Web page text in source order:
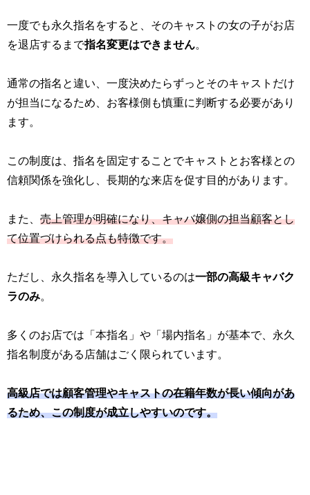
一度でも永久指名をすると、そのキャストの女の子がお店
を退店するまで指名変更はできません。
通常の指名と違い、一度決めたらずっとそのキャストだけ
が担当になるため、お客様側も慎重に判断する必要があり
ます。
この制度は、指名を固定することでキャストとお客様との
信頼関係を強化し、長期的な来店を促す目的があります。
また、 売上管理が明確になり、キャバ嬢側の担当顧客とし
て位置づけられる点も特徴です。
ただし、永久指名を導入しているのは一部の高級キャバク
ラのみ。
多くのお店では「本指名」や「場内指名」が基本で、永久
指名制度がある店舗はごく限られています。
高級店では顧客管理やキャストの在籍年数が長い傾向があ
るため、この制度が成立しやすいのです。